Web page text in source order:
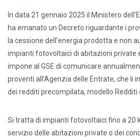
In data 21 gennaio 2025 il Ministero
ha emanato un Decreto riguardante i
la cessione dell’energia prodotta e non
impianti fotovoltaici di abitazioni private
impone al GSE di comunicare
proventi all’Agenzia delle Entrate, che li
dei redditi precompilata, modello Redditi
Si tratta di impianti fotovoltaici fino a 20
servizio delle abitazioni private o dei